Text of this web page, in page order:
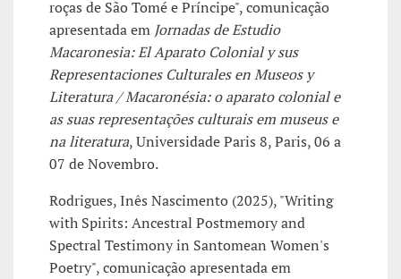
roças de São Tomé e Príncipe", comunicação
apresentada em Jornadas de Estudio
Macaronesia: El Aparato Colonial y sus
Representaciones Culturales en Museos y
Literatura / Macaronésia: o aparato colonial e
as suas representações culturais em museus e
na literatura, Universidade Paris 8, Paris, 06 a
07 de Novembro.
Rodrigues, Inês Nascimento (2025), "Writing
with Spirits: Ancestral Postmemory and
Spectral Testimony in Santomean Women's
Poetry", comunicação apresentada em